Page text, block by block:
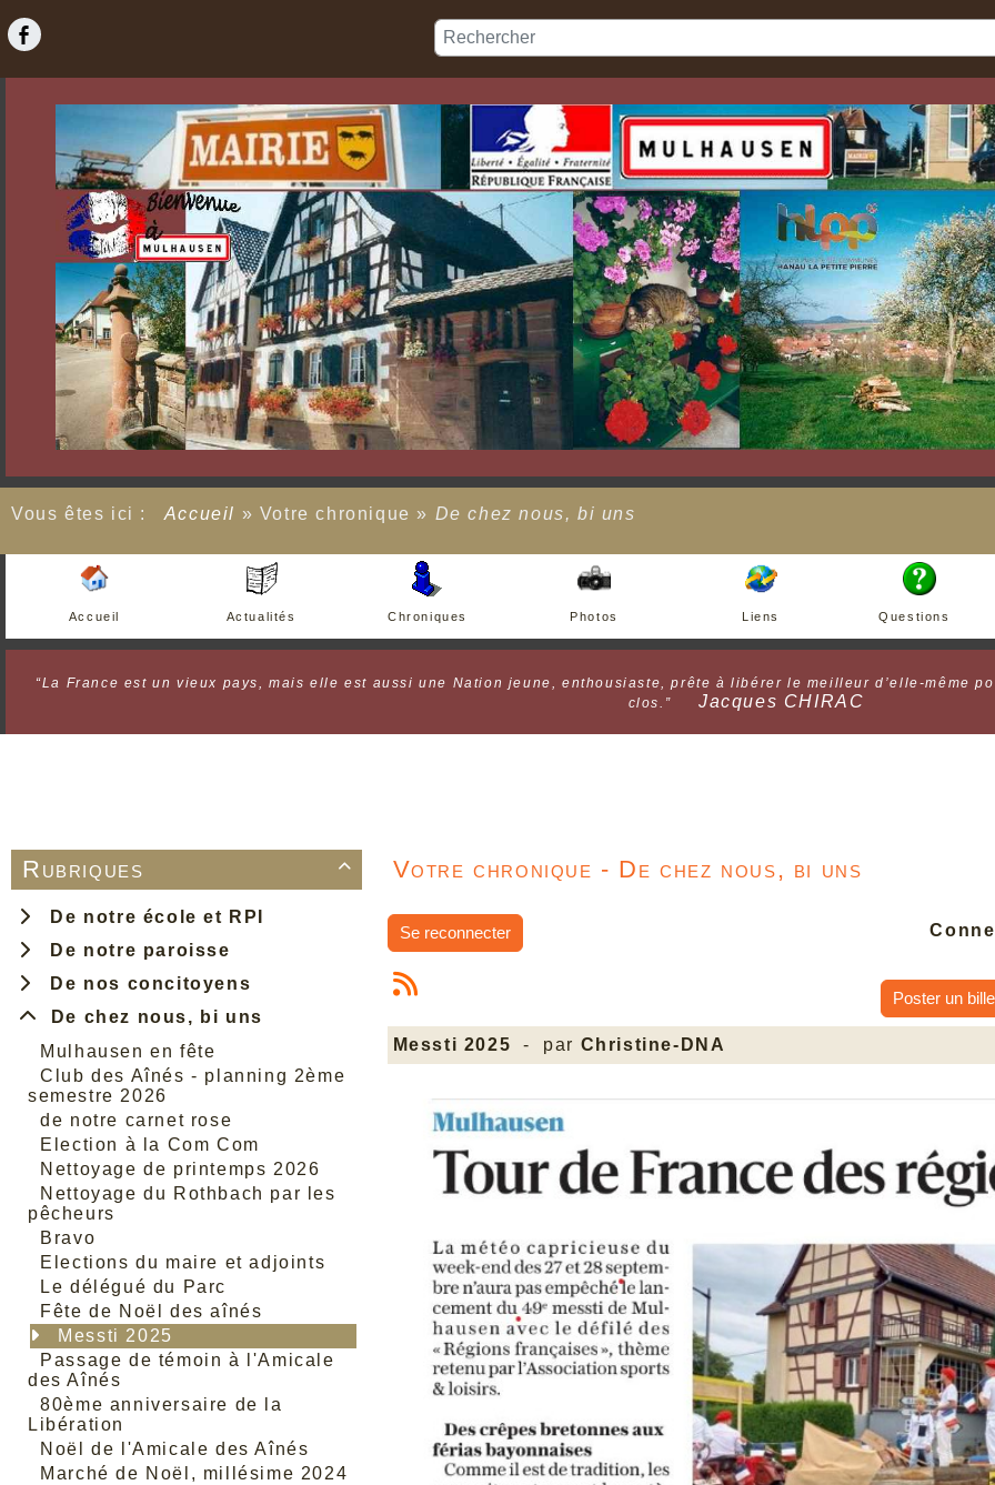
Vous êtes ici : Accueil » Votre chronique » De chez nous, bi uns
Accueil Actualités Chroniques Photos Liens Questions
“La France est un vieux pays, mais elle est aussi une Nation jeune, enthousiaste, prête à libérer le meilleur d’elle-même
clos.”
Jacques CHIRAC

Rubriques
De notre école et RPI
De notre paroisse
De nos concitoyens
De chez nous, bi uns
Mulhausen en fête
Club des Aînés - planning 2ème
semestre 2026
de notre carnet rose
Election à la Com Com
Nettoyage de printemps 2026
Nettoyage du Rothbach par les
pêcheurs
Bravo
Elections du maire et adjoints
Le délégué du Parc
Fête de Noël des aînés
Messti 2025
Passage de témoin à l'Amicale
des Aînés
80ème anniversaire de la
Libération
Noël de l'Amicale des Aînés
Marché de Noël, millésime 2024
Votre chronique - De chez nous, bi uns
Se reconnecter
Poster un
Messti 2025 - par Christine-DNA